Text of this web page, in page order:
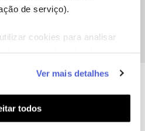
de serviço).
cookies para analisar
personalização e
aos seus interesses
Pode gerir a
em "Configurar
Ver mais detalhes
todos
julho